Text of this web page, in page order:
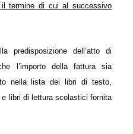
il termine di cui al successivo
predisposizione dell’atto di
l’importo della fattura sia
nella lista dei libri di testo,
libri di lettura scolastici fornita